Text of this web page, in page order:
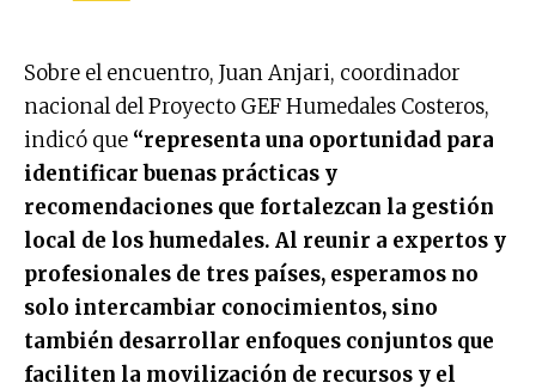
Sobre el encuentro, Juan Anjari, coordinador
nacional del Proyecto GEF Humedales Costeros,
indicó que “representa una oportunidad para
identificar buenas prácticas y
recomendaciones que fortalezcan la gestión
local de los humedales. Al reunir a expertos y
profesionales de tres países, esperamos no
solo intercambiar conocimientos, sino
también desarrollar enfoques conjuntos que
faciliten la movilización de recursos y el